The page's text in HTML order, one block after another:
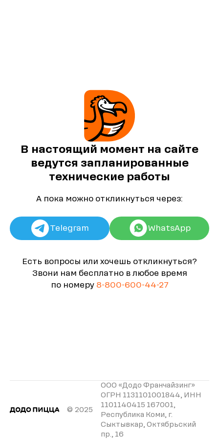
В настоящий момент на сайте
ведутся запланированные
технические работы
А пока можно откликнуться через:
Telegram WhatsApp
Есть вопросы или хочешь откликнуться?
Звони нам бесплатно в любое время
по номеру 8-800-600-44-27
© 2025
ООО «Додо Франчайзинг»
ОГРН 1131101001844, ИНН
1101140415 167001,
Республика Коми, г.
Сыктывкар, Октябрьский
пр., 16